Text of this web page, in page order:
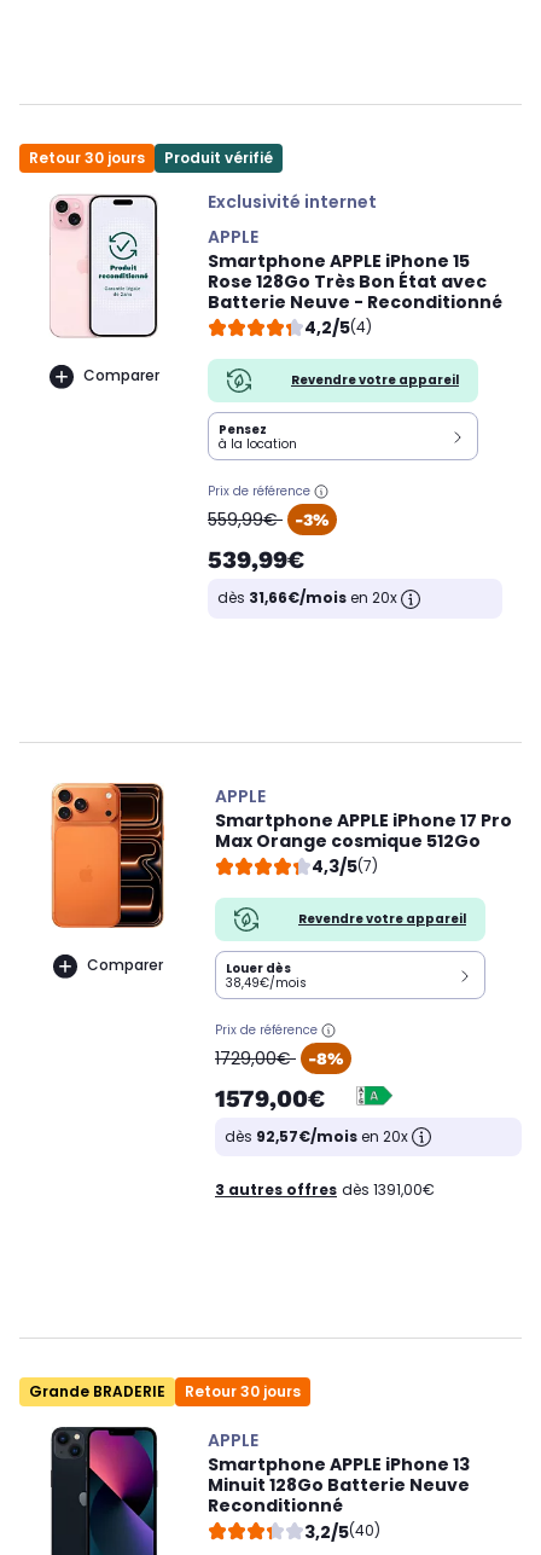
Retour 30 jours Produit vérifié
Comparer
Exclusivité internet
APPLE
Smartphone APPLE iPhone 15
Rose 128Go Très Bon État avec
Batterie Neuve - Reconditionné
4,2/5(4)
Revendre votre appareil
Pensez
à la location
Prix de référence
oldPrice
559,99€ -3%
539,99€
dès 31,66€/moisen 20x
Comparer
APPLE
Smartphone APPLE iPhone 17 Pro
Max Orange cosmique 512Go
4,3/5(7)
Revendre votre appareil
Louer dès
38,49€/mois
Prix de référence
oldPrice
1729,00€ -8%
1579,00€
dès 92,57€/moisen 20x
3 autres offres dès 1391,00€
Grande BRADERIE Retour 30 jours
APPLE
Smartphone APPLE iPhone 13
Minuit 128Go Batterie Neuve
Reconditionné
3,2/5(40)